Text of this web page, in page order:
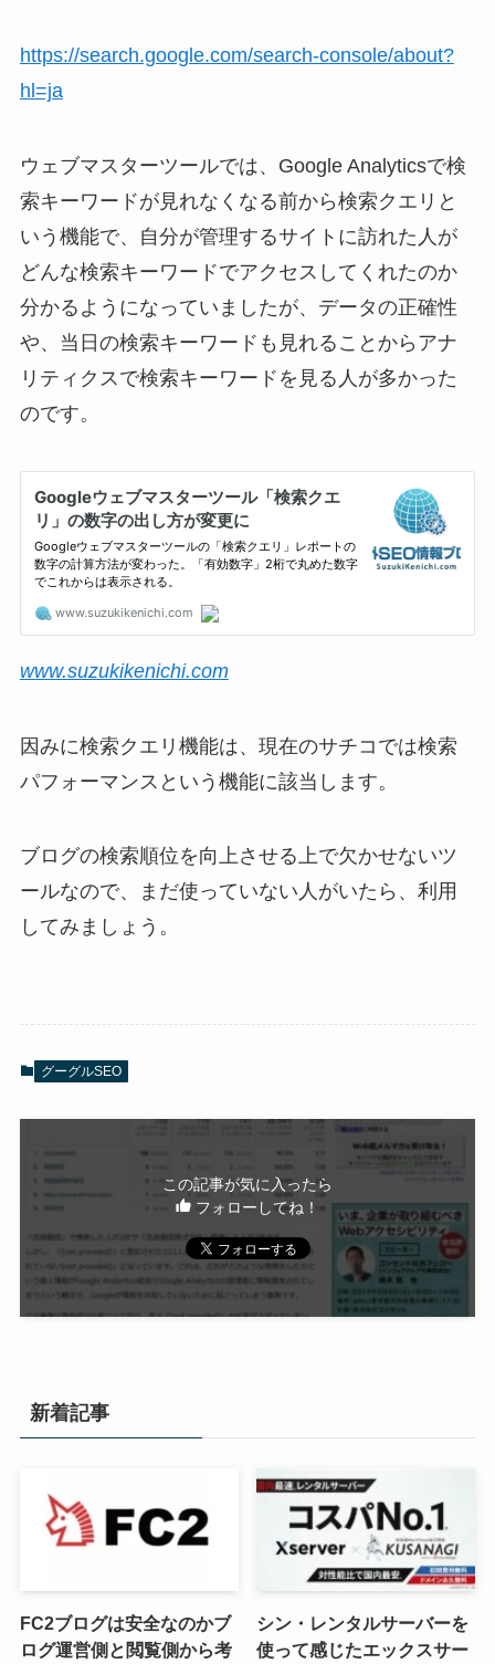
https://search.google.com/search-console/about?
hl=ja
ウェブマスターツールでは、Google Analyticsで検
索キーワードが見れなくなる前から検索クエリと
いう機能で、自分が管理するサイトに訪れた人が
どんな検索キーワードでアクセスしてくれたのか
分かるようになっていましたが、データの正確性
や、当日の検索キーワードも見れることからアナ
リティクスで検索キーワードを見る人が多かった
のです。
www.suzukikenichi.com
因みに検索クエリ機能は、現在のサチコでは検索
パフォーマンスという機能に該当します。
ブログの検索順位を向上させる上で欠かせないツ
ールなので、まだ使っていない人がいたら、利用
してみましょう。
グーグルSEO
この記事が気に入ったら
フォローしてね！
新着記事
FC2ブログは安全なのかブ
ログ運営側と閲覧側から考
シン・レンタルサーバーを
使って感じたエックスサー